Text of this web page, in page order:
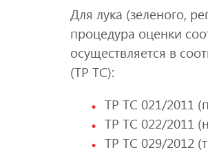
Для лука (зеленого,
процедура оценки
осуществляется в
(ТР ТС):
ТР ТС 021/2011
ТР ТС 022/2011
ТР ТС 029/2012